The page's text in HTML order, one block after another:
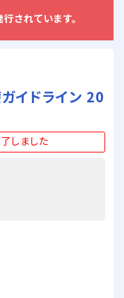
されています。
ガイドライン 20
しました